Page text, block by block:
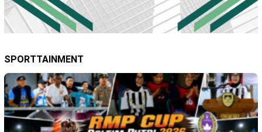
SPORTTAINMENT